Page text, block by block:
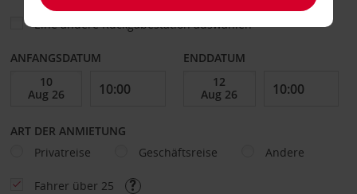
Eine andere Rückgabestation auswählen
ANFANGSDATUM ENDDATUM
ART DER ANMIETUNG
Privatreise
Geschäftsreise Andere
Fahrer über 25